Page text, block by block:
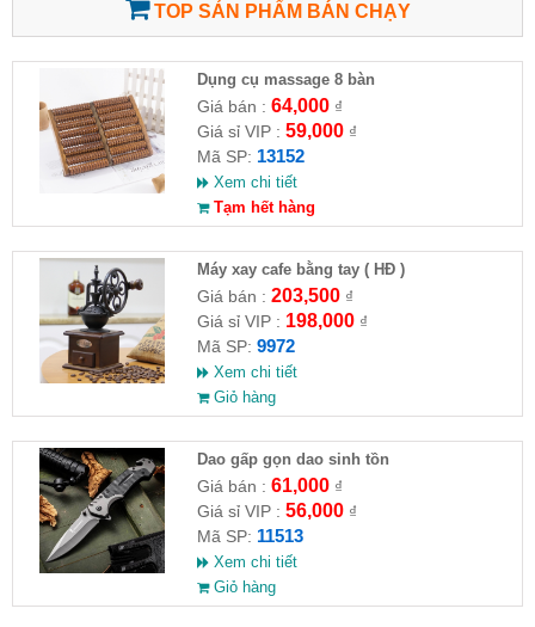
TOP SẢN PHẨM BÁN CHẠY
Dụng cụ massage 8 bàn
Giá bán : 64,000₫
Giá sỉ VIP : 59,000₫
Mã SP: 13152
Xem chi tiết
Tạm hết hàng
Máy xay cafe bằng tay ( HĐ )
Giá bán : 203,500₫
Giá sỉ VIP : 198,000₫
Mã SP: 9972
Xem chi tiết
Giỏ hàng
Dao gấp gọn dao sinh tồn
Giá bán : 61,000₫
Giá sỉ VIP : 56,000₫
Mã SP: 11513
Xem chi tiết
Giỏ hàng